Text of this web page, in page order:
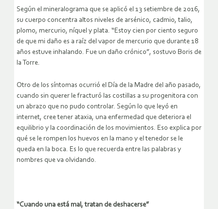
Según el mineralograma que se aplicó el 13 setiembre de 2016,
su cuerpo concentra altos niveles de arsénico, cadmio, talio,
plomo, mercurio, níquel y plata. “Estoy cien por ciento seguro
de que mi daño es a raíz del vapor de mercurio que durante 18
años estuve inhalando. Fue un daño crónico”, sostuvo Boris de
la Torre.
Otro de los síntomas ocurrió el Día de la Madre del año pasado,
cuando sin querer le fracturó las costillas a su progenitora con
un abrazo que no pudo controlar. Según lo que leyó en
internet, cree tener ataxia, una enfermedad que deteriora el
equilibrio y la coordinación de los movimientos. Eso explica por
qué se le rompen los huevos en la mano y el tenedor se le
queda en la boca. Es lo que recuerda entre las palabras y
nombres que va olvidando.
“Cuando una está mal, tratan de deshacerse”